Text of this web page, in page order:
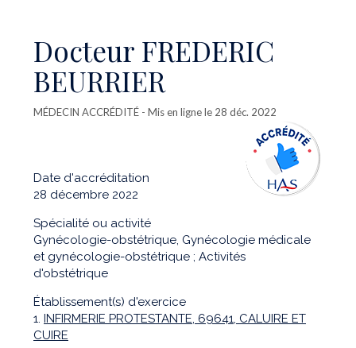
Docteur FREDERIC
BEURRIER
MÉDECIN ACCRÉDITÉ - Mis en ligne le 28 déc. 2022
Date d'accréditation
28 décembre 2022
Spécialité ou activité
Gynécologie-obstétrique, Gynécologie médicale
et gynécologie-obstétrique ; Activités
d'obstétrique
Établissement(s) d'exercice
1. INFIRMERIE PROTESTANTE, 69641, CALUIRE ET
CUIRE